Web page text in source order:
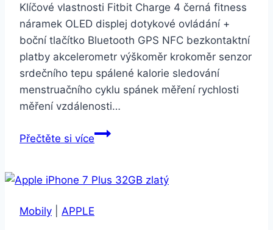
Klíčové vlastnosti Fitbit Charge 4 černá fitness
náramek OLED displej dotykové ovládání +
boční tlačítko Bluetooth GPS NFC bezkontaktní
platby akcelerometr výškoměr krokoměr senzor
srdečního tepu spálené kalorie sledování
menstruačního cyklu spánek měření rychlosti
měření vzdálenosti…
Přečtěte si víceFitbit
černá
Mobily APPLE